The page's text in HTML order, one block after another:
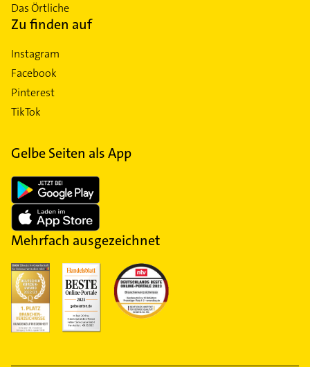
Das Örtliche
Zu finden auf
Instagram
Facebook
Pinterest
TikTok
Gelbe Seiten als App
Mehrfach ausgezeichnet